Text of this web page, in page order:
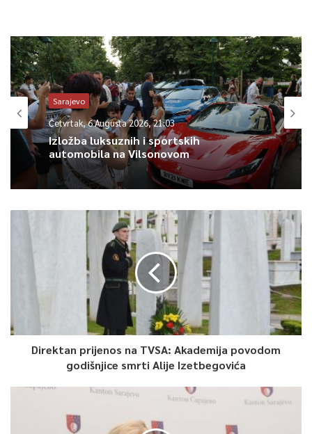
Sarajevo
Četvrtak, 6 Augusta 2026, 21:03
Izložba luksuznih i sportskih
automobila na Vilsonovom
Direktan prijenos na TVSA: Akademija povodom
godišnjice smrti Alije Izetbegovića